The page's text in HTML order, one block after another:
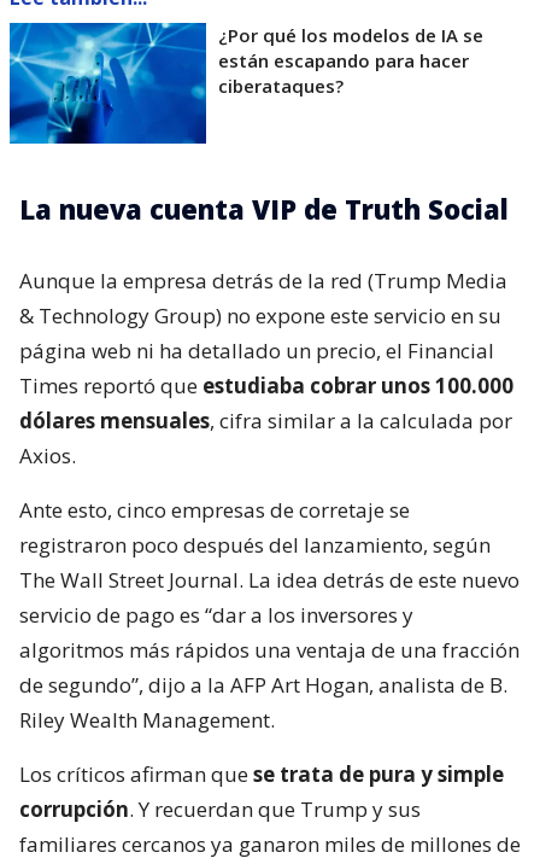
¿Por qué los modelos de IA se
están escapando para hacer
ciberataques?
La nueva cuenta VIP de Truth Social
Aunque la empresa detrás de la red (Trump Media
& Technology Group) no expone este servicio en su
página web ni ha detallado un precio, el Financial
Times reportó que estudiaba cobrar unos 100.000
dólares mensuales, cifra similar a la calculada por
Axios.
Ante esto, cinco empresas de corretaje se
registraron poco después del lanzamiento, según
The Wall Street Journal. La idea detrás de este nuevo
servicio de pago es “dar a los inversores y
algoritmos más rápidos una ventaja de una fracción
de segundo”, dijo a la AFP Art Hogan, analista de B.
Riley Wealth Management.
Los críticos afirman quese trata de pura y simple
corrupción. Y recuerdan que Trump y sus
familiares cercanos ya ganaron miles de millones de